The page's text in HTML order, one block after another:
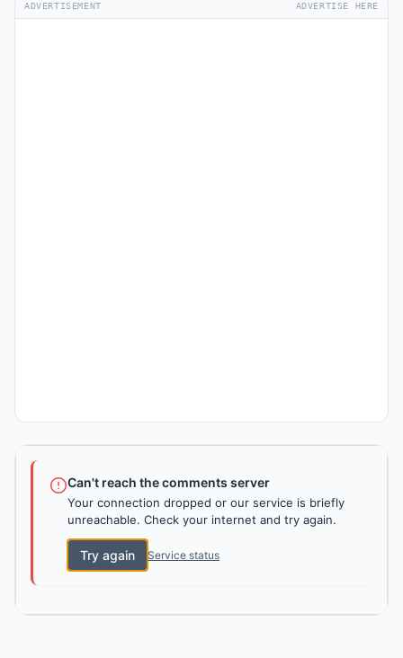
ADVERTISEMENT ADVERTISE HERE
Can't reach the comments server
Your connection dropped or our service is briefly
unreachable. Check your internet and try again.
Try again Service status